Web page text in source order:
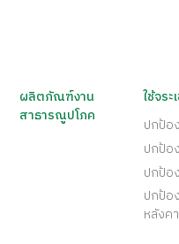
ผลิตภัณฑ์งาน
สาธารณูปโภค
ใช้จร
ปกป้อ
ปกป้อ
ปกป้อ
ปกป้อ
หลังคา